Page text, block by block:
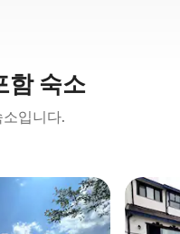
함 숙소
입니다.